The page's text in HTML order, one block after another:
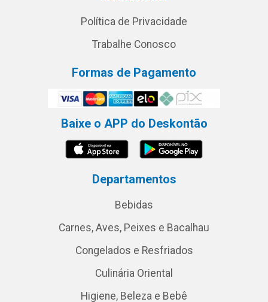
Política de Privacidade
Trabalhe Conosco
Formas de Pagamento
Baixe o APP do Deskontão
Departamentos
Bebidas
Carnes, Aves, Peixes e Bacalhau
Congelados e Resfriados
Culinária Oriental
Higiene, Beleza e Bebê